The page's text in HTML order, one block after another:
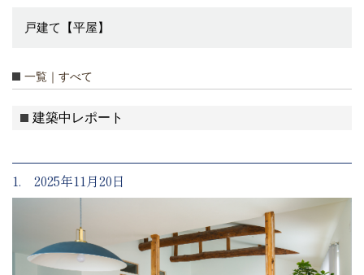
戸建て【平屋】
一覧｜すべて
建築中レポート
1. 2025年11月20日